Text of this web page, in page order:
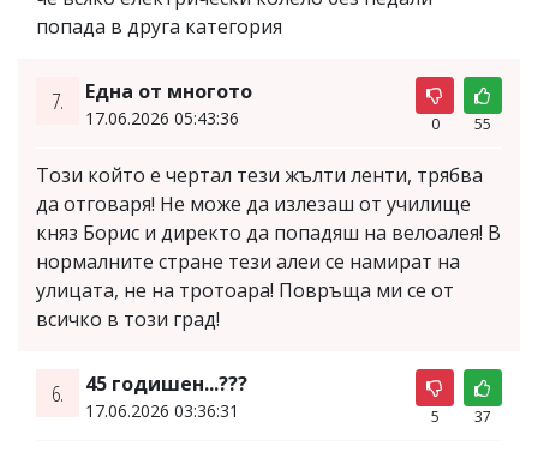
попада в друга категория
7. Една от многото
17.06.2026 05:43:36 0 55
Този който е чертал тези жълти ленти, трябва
да отговаря! Не може да излезаш от училище
княз Борис и директо да попадяш на велоалея! В
нормалните стране тези алеи се намират на
улицата, не на тротоара! Повръща ми се от
всичко в този град!
6. 45 годишен...???
17.06.2026 03:36:31 5 37